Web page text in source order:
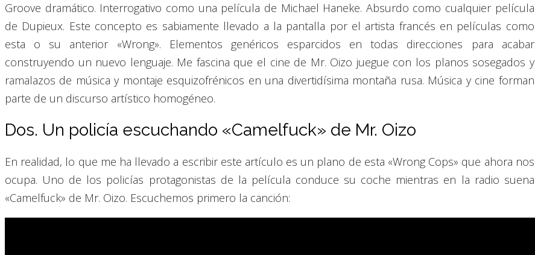
Groove dramático. Interrogativo como una película de Michael Haneke. Absurdo como cualquier película
de Dupieux. Este concepto es sabiamente llevado a la pantalla por el artista francés en películas como
esta o su anterior «Wrong». Elementos genéricos esparcidos en todas direcciones para acabar
construyendo un nuevo lenguaje. Me fascina que el cine de Mr. Oizo juegue con los planos sosegados y
ramalazos de música y montaje esquizofrénicos en una divertidísima montaña rusa. Música y cine forman
parte de un discurso artístico homogéneo.
Dos. Un policía escuchando «Camelfuck» de Mr. Oizo
En realidad, lo que me ha llevado a escribir este artículo es un plano de esta «Wrong Cops» que ahora nos
ocupa. Uno de los policías protagonistas de la película conduce su coche mientras en la radio suena
«Camelfuck» de Mr. Oizo. Escuchemos primero la canción: